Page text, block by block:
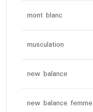
mont blanc
musculation
new balance
new balance femme